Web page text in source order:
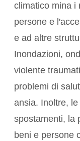
climatico mina i
persone e
e ad altre
Inondazioni,
violente
problemi di
ansia. Inoltre,
spostamenti, la
beni e persone